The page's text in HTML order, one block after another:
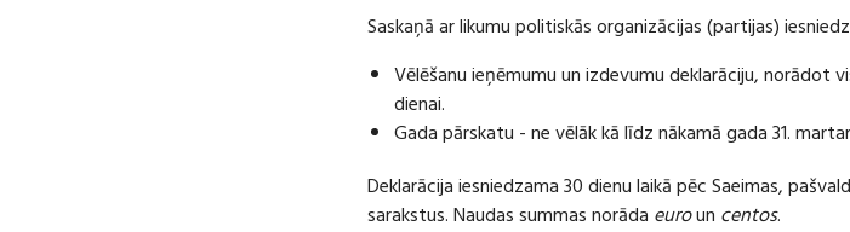
Saskaņā ar likumu politiskās organizācijas (partijas)
Vēlēšanu ieņēmumu un izdevumu deklarāciju, norādot
dienai.
Gada pārskatu - ne vēlāk kā līdz nākamā gada 31.
Deklarācija iesniedzama 30 dienu laikā pēc Saeimas,
sarakstus. Naudas summas norāda euroun centos.